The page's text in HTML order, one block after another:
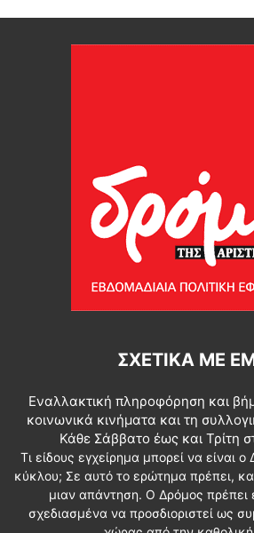
ΣΧΕΤΙΚΆ ΜΕ
Εναλλακτική πληροφόρηση και
κοινωνικά κινήματα και τη
Κάθε Σάββατο έως και Τρίτη
Τι είδους εγχείρημα μπορεί να είναι
κύκλου; Σε αυτό το ερώτημα πρέπει,
μιαν απάντηση. Ο Δρόμος πρέπει
σχεδιασμένα να προσδιοριστεί ως